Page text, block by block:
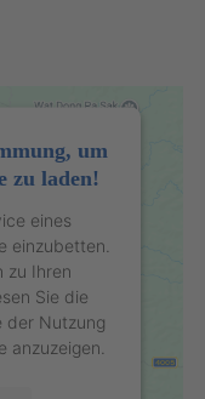
um
zu laden!
eines
einzubetten.
zu Ihren
Sie die
der Nutzung
anzuzeigen.